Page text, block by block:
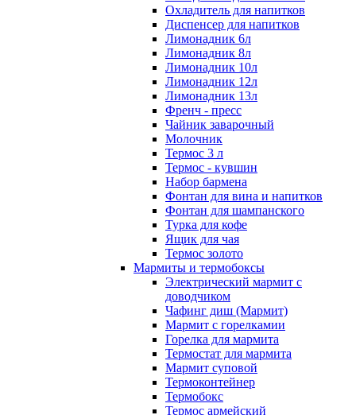
Охладитель для напитков
Диспенсер для напитков
Лимонадник 6л
Лимонадник 8л
Лимонадник 10л
Лимонадник 12л
Лимонадник 13л
Френч - пресс
Чайник заварочный
Молочник
Термос 3 л
Термос - кувшин
Набор бармена
Фонтан для вина и напитков
Фонтан для шампанского
Турка для кофе
Ящик для чая
Термос золото
Мармиты и термобоксы
Электрический мармит с
доводчиком
Чафинг диш (Мармит)
Мармит с горелкамии
Горелка для мармита
Термостат для мармита
Мармит суповой
Термоконтейнер
Термобокс
Термос армейский